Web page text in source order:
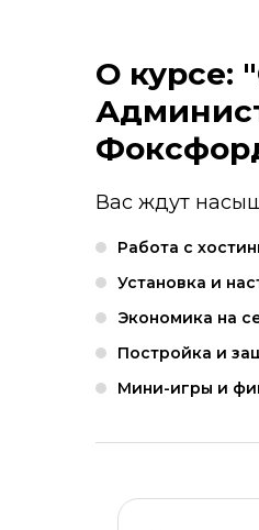
О курсе:
Вас ждут
Работа с
Установка и
Экономика на
Постройка и
Мини-игры и